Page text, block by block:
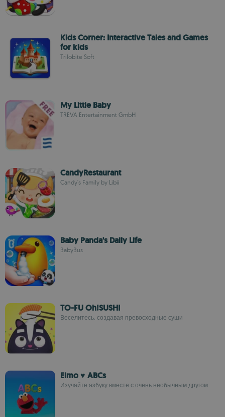
Kids Corner: Interactive Tales and Games
for kids
Trilobite Soft
My Little Baby
TREVA Entertainment GmbH
CandyRestaurant
Candy's Family by Libii
Baby Panda's Daily Life
BabyBus
TO-FU Oh!SUSHI
Веселитесь, создавая превосходные суши
Elmo ♥ ABCs
Изучайте азбуку вместе с очень необычным другом